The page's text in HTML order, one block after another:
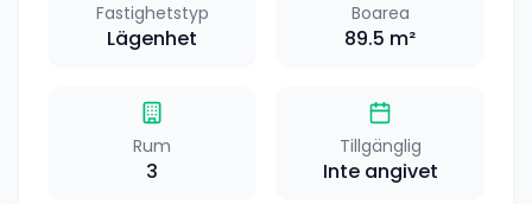
Fastighetstyp
Lägenhet
Boarea
89.5 m²
Rum
3
Tillgänglig
Inte angivet